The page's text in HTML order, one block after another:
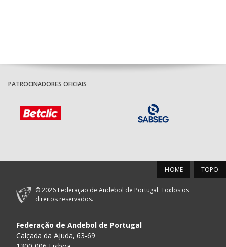
PATROCINADORES OFICIAIS
TOPO
HOME
© 2026 Federação de Andebol de Portugal. Todos os
direitos reservados.
Federação de Andebol de Portugal
Calçada da Ajuda, 63-69